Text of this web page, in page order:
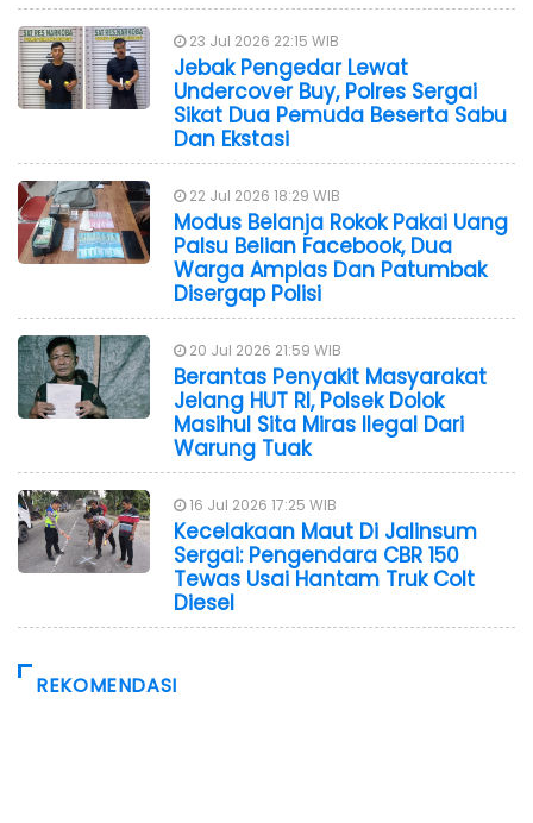
23 Jul 2026 22:15 WIB
Jebak Pengedar Lewat
Undercover Buy, Polres Sergai
Sikat Dua Pemuda Beserta Sabu
Dan Ekstasi
22 Jul 2026 18:29 WIB
Modus Belanja Rokok Pakai Uang
Palsu Belian Facebook, Dua
Warga Amplas Dan Patumbak
Disergap Polisi
20 Jul 2026 21:59 WIB
Berantas Penyakit Masyarakat
Jelang HUT RI, Polsek Dolok
Masihul Sita Miras Ilegal Dari
Warung Tuak
16 Jul 2026 17:25 WIB
Kecelakaan Maut Di Jalinsum
Sergai: Pengendara CBR 150
Tewas Usai Hantam Truk Colt
Diesel
REKOMENDASI